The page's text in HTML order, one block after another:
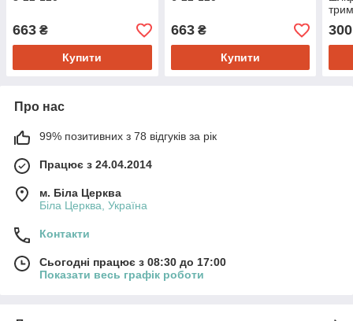
663 ₴
Купити
663₴
Купити
300
Про нас
99% позитивних з 78 відгуків за рік
Працює з 24.04.2014
м. Біла Церква
Біла Церква, Україна
Контакти
Сьогодні працює з 08:30 до 17:00
Показати весь графік роботи